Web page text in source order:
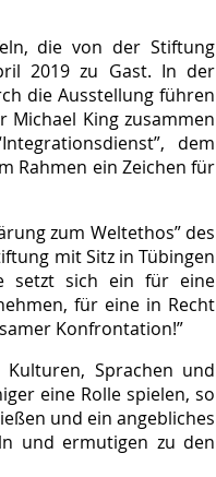
die von der Stiftung
2019 zu Gast. In der
die Ausstellung führen
King zusammen
dem
Rahmen ein Zeichen für
zum Weltethos” des
mit Sitz in Tübingen
setzt sich ein für eine
für eine in Recht
Konfrontation!”
Sprachen und
eine Rolle spielen, so
und ein angebliches
und ermutigen zu den